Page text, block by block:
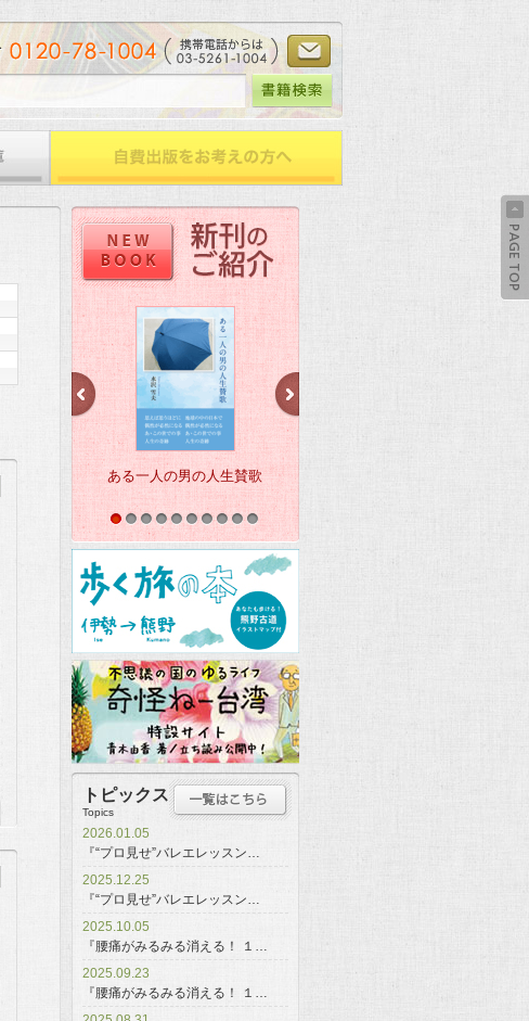
ある一人の男の人生賛歌
1 2 6 7 10
トピックス
Topics
2026.01.05
『“プロ見せ”バレエレッスン…
2025.12.25
『“プロ見せ”バレエレッスン…
2025.10.05
『腰痛がみるみる消える！ １…
2025.09.23
『腰痛がみるみる消える！ １…